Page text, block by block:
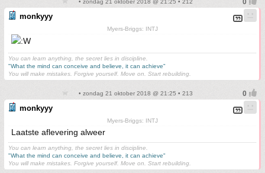
• zondag 21 oktober 2018 @ 21:25 • 212
monkyyy
Myers-Briggs: INTJ
You can learn anything, the secret lies in discipline.
"What the mind can conceive and believe, it can achieve"
You will make mistakes. Forgive yourself. Move on. Start rebuilding.
• zondag 21 oktober 2018 @ 21:25 • 213
monkyyy
Myers-Briggs: INTJ
Laatste aflevering alweer
You can learn anything, the secret lies in discipline.
"What the mind can conceive and believe, it can achieve"
You will make mistakes. Forgive yourself. Move on. Start rebuilding.